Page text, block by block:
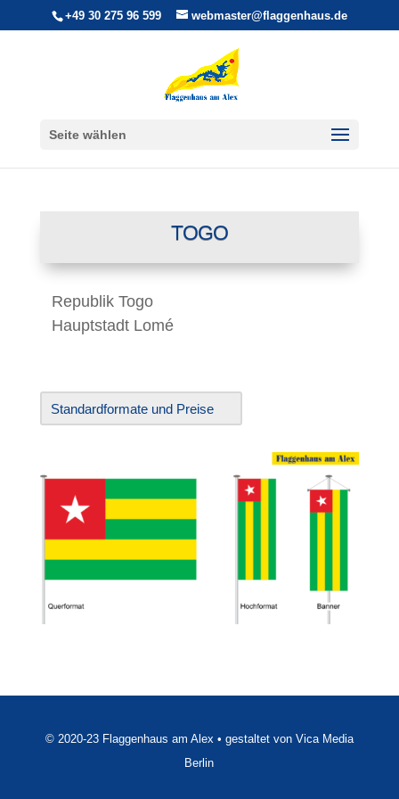
+49 30 275 96 599 webmaster@flaggenhaus.de
Seite wählen
TOGO
Republik Togo
Hauptstadt Lomé
Standardformate und Preise
© 2020-23 Flaggenhaus am Alex • gestaltet von Vica Media
Berlin